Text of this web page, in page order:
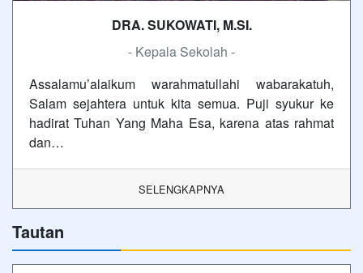
DRA. SUKOWATI, M.SI.
- Kepala Sekolah -
Assalamu’alaikum warahmatullahi wabarakatuh,
Salam sejahtera untuk kita semua. Puji syukur ke
hadirat Tuhan Yang Maha Esa, karena atas rahmat
dan…
SELENGKAPNYA
Tautan